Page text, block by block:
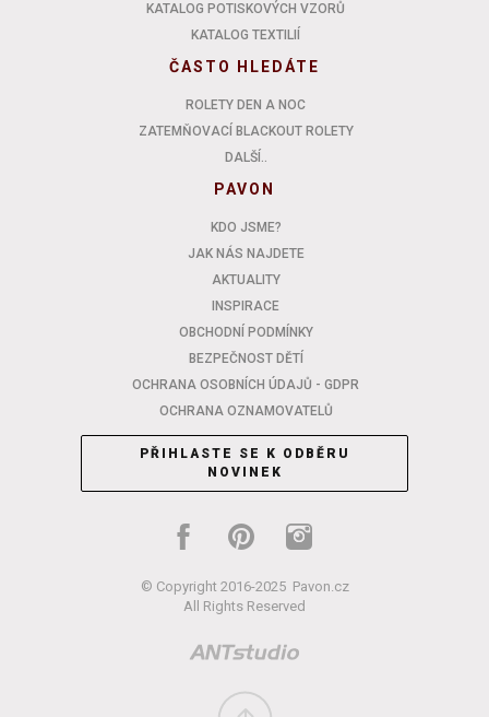
KATALOG POTISKOVÝCH VZORŮ
KATALOG TEXTILIÍ
ČASTO HLEDÁTE
ROLETY DEN A NOC
ZATEMŇOVACÍ BLACKOUT ROLETY
DALŠÍ..
PAVON
KDO JSME?
JAK NÁS NAJDETE
AKTUALITY
INSPIRACE
OBCHODNÍ PODMÍNKY
BEZPEČNOST DĚTÍ
OCHRANA OSOBNÍCH ÚDAJŮ - GDPR
OCHRANA OZNAMOVATELŮ
PŘIHLASTE SE K ODBĚRU
NOVINEK
© Copyright 2016-2025 Pavon.cz
All Rights Reserved